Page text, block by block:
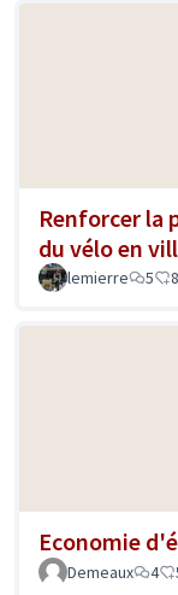
Renforcer la
du vélo en
lemierre 5 8
Economie
Demeaux
4